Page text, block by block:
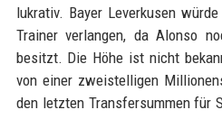
lukrativ. Bayer Leverkusen
Trainer verlangen, da Alonso
besitzt. Die Höhe ist nicht
von einer zweistelligen
den letzten Transfersummen für